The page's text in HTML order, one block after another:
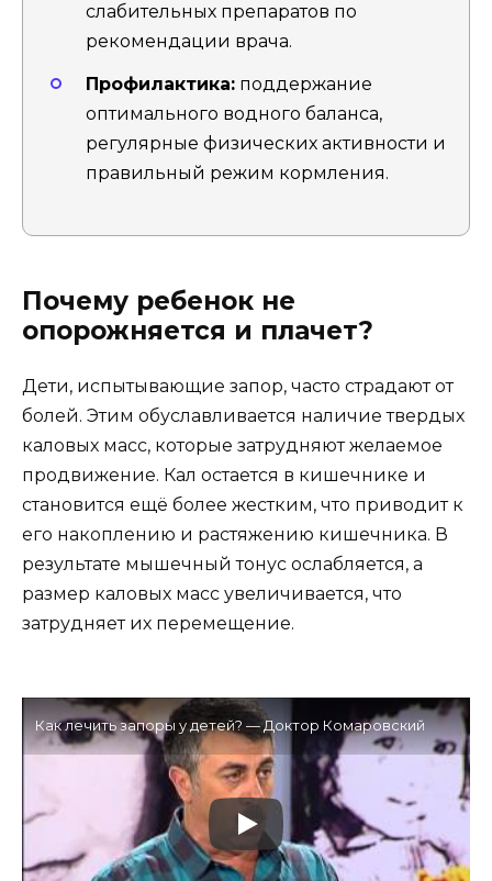
слабительных препаратов по
рекомендации врача.
Профилактика: поддержание
оптимального водного баланса,
регулярные физических активности и
правильный режим кормления.
Почему ребенок не
опорожняется и плачет?
Дети, испытывающие запор, часто страдают от
болей. Этим обуславливается наличие твердых
каловых масс, которые затрудняют желаемое
продвижение. Кал остается в кишечнике и
становится ещё более жестким, что приводит к
его накоплению и растяжению кишечника. В
результате мышечный тонус ослабляется, а
размер каловых масс увеличивается, что
затрудняет их перемещение.
Как лечить запоры у детей? — Доктор Комаровский